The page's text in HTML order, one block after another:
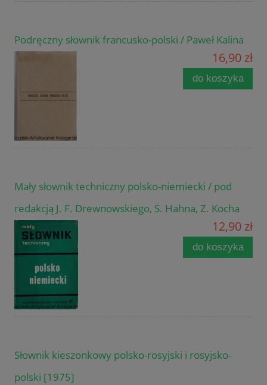
Podręczny słownik francusko-polski / Paweł Kalina
16,90 zł
do koszyka
Mały słownik techniczny polsko-niemiecki / pod
redakcją J. F. Drewnowskiego, S. Hahna, Z. Kocha
12,90 zł
do koszyka
Słownik kieszonkowy polsko-rosyjski i rosyjsko-
polski [1975]